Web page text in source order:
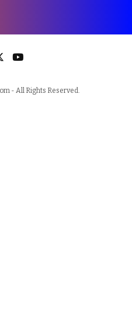
- All Rights Reserved.